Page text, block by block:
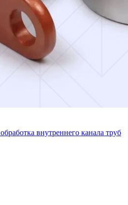
внутреннего канала труб